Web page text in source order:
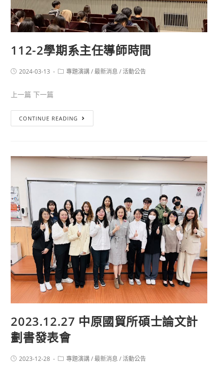
112-2學期系主任導師時間
2024-03-13 專題演講 / 最新消息 / 活動公告
上一篇 下一篇
CONTINUE READING
2023.12.27 中原國貿所碩士論文計
劃書發表會
2023-12-28 專題演講 / 最新消息 / 活動公告